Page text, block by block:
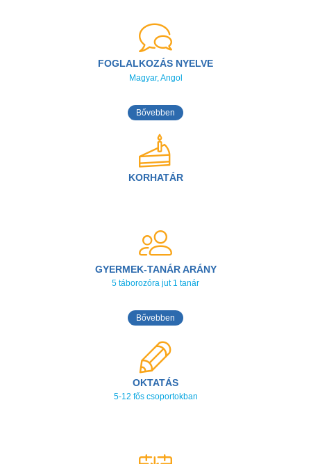
FOGLALKOZÁS NYELVE
Magyar, Angol
Bővebben
KORHATÁR
GYERMEK-TANÁR ARÁNY
5 táborozóra jut 1 tanár
Bővebben
OKTATÁS
5-12 fős csoportokban